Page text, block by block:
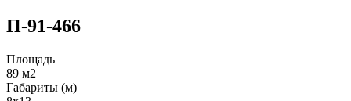
П-91-466
Площадь
89 м2
Габариты (м)